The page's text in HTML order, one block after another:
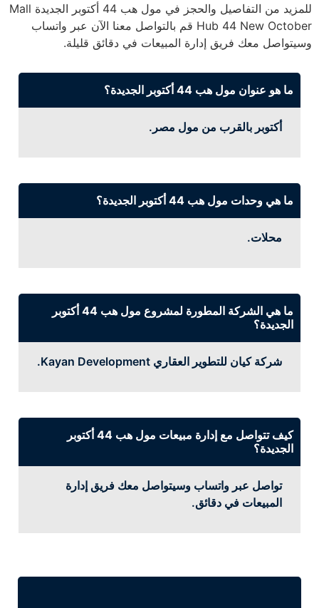
للمزيد من التفاصيل والحجز في مول هب 44 أكتوبر الجديدة Mall
Hub 44 New October قم بالتواصل معنا الآن عبر واتساب
وسيتواصل معك فريق إدارة المبيعات في دقائق قليلة.
ما هو عنوان مول هب 44 أكتوبر الجديدة؟
أكتوبر بالقرب من مول مصر.
ما هي وحدات مول هب 44 أكتوبر الجديدة؟
محلات.
ما هي الشركة المطورة لمشروع مول هب 44 أكتوبر
الجديدة؟
شركة كيان للتطوير العقاري Kayan Development.
كيف تتواصل مع إدارة مبيعات مول هب 44 أكتوبر
الجديدة؟
تواصل عبر واتساب وسيتواصل معك فريق إدارة
المبيعات في دقائق.